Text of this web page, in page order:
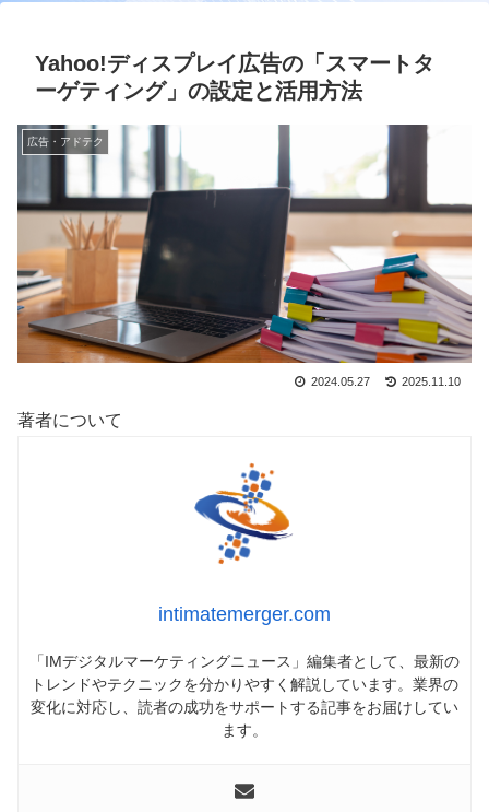
Yahoo!ディスプレイ広告の「スマートタ
ーゲティング」の設定と活用方法
広告・アドテク
2024.05.27 2025.11.10
著者について
intimatemerger.com
「IMデジタルマーケティングニュース」編集者として、最新の
トレンドやテクニックを分かりやすく解説しています。業界の
変化に対応し、読者の成功をサポートする記事をお届けしてい
ます。